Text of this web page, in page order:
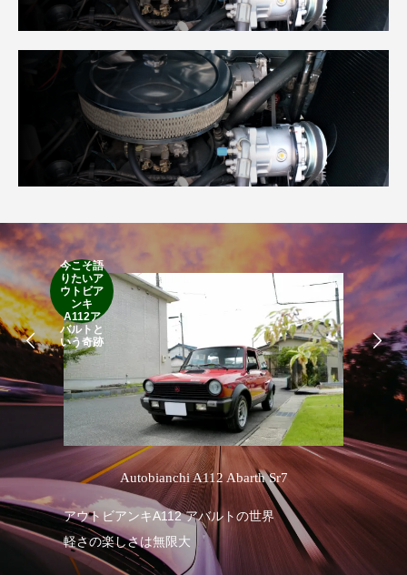
今こそ語
りたいア
ウトビア
ンキ
A112ア
バルトと
いう奇跡
Autobianchi A112 Abarth Sr7
アウトビアンキA112 アバルトの世界
軽さの楽しさは無限大